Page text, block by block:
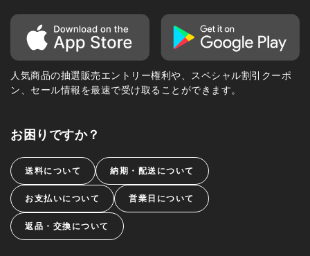
人気商品の抽選販売エントリー権利や、スペシャル割引クーポ
ン、セール情報を最速で受け取ることができます。
お困りですか？
送料について 納期・配送について
お支払いについて 営業日について
返品・交換について